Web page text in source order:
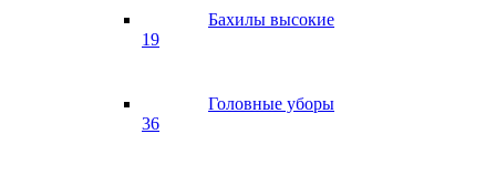
Бахилы высокие
19
Головные уборы
36